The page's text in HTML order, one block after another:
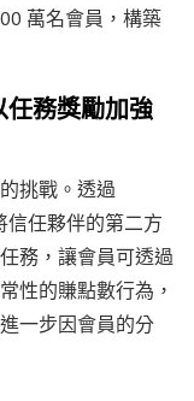
萬名會員，構築
務獎勵加強
挑戰。透過
信任夥伴的第二方
務，讓會員可透過
性的賺點數行為，
一步因會員的分